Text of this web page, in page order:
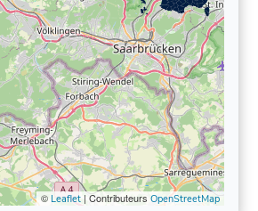
© Leaflet| Contributeurs OpenStreetMap